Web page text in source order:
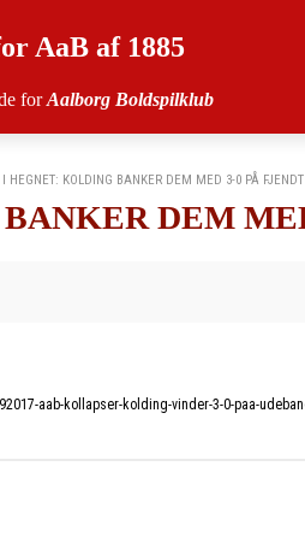
AaB af 1885
forAalborg Boldspilklub
I HEGNET: KOLDING BANKER DEM MED 3-0 PÅ
DEM
aab-kollapser-kolding-vinder-3-0-paa-